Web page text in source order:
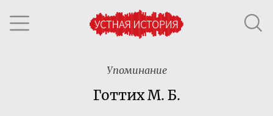
Упоминание
Готтих М. Б.